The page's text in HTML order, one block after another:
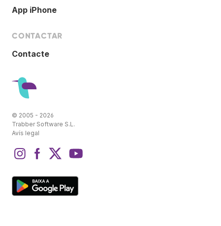
App iPhone
CONTACTAR
Contacte
© 2005 - 2026
Trabber Software S.L.
Avís legal